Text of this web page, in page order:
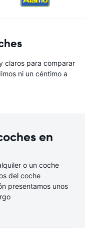
claros para comparar
ni un céntimo a
en
o un coche
del coche
presentamos unos